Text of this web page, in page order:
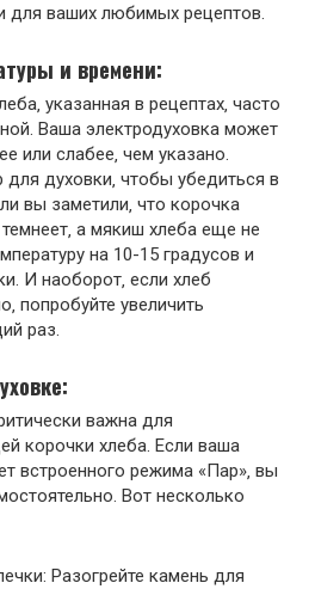
для ваших любимых рецептов.
и времени:
указанная в рецептах‚ часто
Ваша электродуховка может
или слабее‚ чем указано.
духовки‚ чтобы убедиться в
вы заметили‚ что корочка
а мякиш хлеба еще не
на 10-15 градусов и
И наоборот‚ если хлеб
попробуйте увеличить
раз.
важна для
корочки хлеба. Если ваша
встроенного режима «Пар»‚ вы
Вот несколько
Разогрейте камень для